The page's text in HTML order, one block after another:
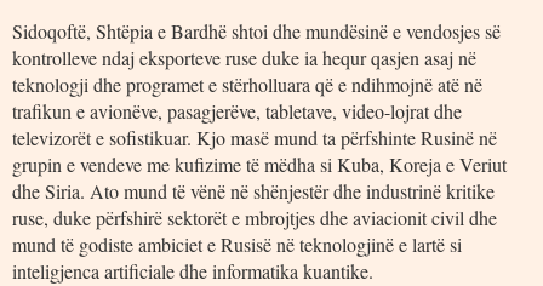
Sidoqoftë, Shtëpia e Bardhë shtoi dhe mundësinë e vendosjes së
kontrolleve ndaj eksporteve ruse duke ia hequr qasjen asaj në
teknologji dhe programet e stërholluara që e ndihmojnë atë në
trafikun e avionëve, pasagjerëve, tabletave, video-lojrat dhe
televizorët e sofistikuar. Kjo masë mund ta përfshinte Rusinë në
grupin e vendeve me kufizime të mëdha si Kuba, Koreja e Veriut
dhe Siria. Ato mund të vënë në shënjestër dhe industrinë kritike
ruse, duke përfshirë sektorët e mbrojtjes dhe aviacionit civil dhe
mund të godiste ambiciet e Rusisë në teknologjinë e lartë si
inteligjenca artificiale dhe informatika kuantike.